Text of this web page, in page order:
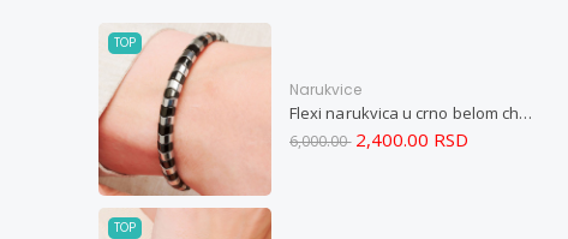
TOP
Narukvice
Flexi narukvica u crno belom chevron dizajnu M
6,000.00 2,400.00 RSD
TOP